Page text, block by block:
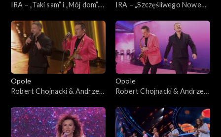
IRA – „Taki sam” i „Mój dom”.
„SuperJedynki”
IRA – „Szczęśliwego Nowego
„SuperJedynki”
Opole
Robert Chojnacki & Andrzej
i „Prawie do nieba”. 62. KFPP:
Koncert „Premiery”
Opole
Robert Chojnacki & Andrzej
śmierć” i „Niecierpliwi”. 62.
KFPP: Koncert „Premiery”